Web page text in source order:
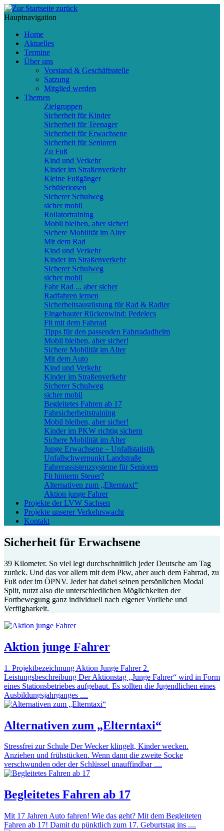
Hauptnavigation
Home
Aktuelles
Termine
Über uns
Vorstand & Geschäftsstelle
Satzung
Mitglied werden
Themen
Zielgruppen
Sicherheit für Kinder
Sicherheit für Teenager
Sicherheit für Erwachsene
Sicherheit für Senioren
Zu Fuß
Kind und Verkehr
Kinder im Straßenverkehr
Kleine Fußgänger
Schülerlotsen
Sicherer Schulweg
sicher mobil
Rollatortraining
Mobil bleiben, aber sicher!
Sichere Mobilität im Alter
Mit dem Rad
Kind und Verkehr
Kinder im Straßenverkehr
Sicherer Schulweg
sicher mobil
Fahr Rad ... aber sicher
Radfahren lernen
Sicherheitsausrüstung für Rad & Radler
Eingebauter Rückenwind: Pedelecs
Fit mit dem Fahrrad
Tipps für den passenden Fahrradadhelm
Mobil bleiben, aber sicher!
Sichere Mobilität im Alter
Mit dem Auto
Kind und Verkehr
Kinder im Straßenverkehr
Sicherer Schulweg
sicher mobil
Begleitetes Fahren ab 17
Fahrsicherheitstraining
Mobil bleiben, aber sicher!
Kinder im PKW richtig sichern
Sichere Mobilität im Alter
Junge Erwachsene – Unfallstatistik
Unfallschwerpunkt Landstraße
Fahrerassistenzsysteme für Senioren
Fit hinterm Steuer?
Alternativen zum „Elterntaxi“
Aktion junge Fahrer
Projekte der LVW Sachsen
Projekte unserer Verkehrswacht
Kontakt
Sicherheit für Erwachsene
39 Kilometer. So viel legt durchschnittlich jeder Deutsche am Tag
zurück. Und das vor allem mit dem Pkw, aber auch dem Fahrrad, zu
Fuß oder im ÖPNV. Jeder hat dabei seinen persönlichen Modal
Split, nutzt also die unterschiedlichen Möglichkeiten der
Fortbewegung ganz individuell nach eigener Vorliebe und
Verfügbarkeit.
Aktion junge Fahrer
1. Projektbezeichnung Aktion Junge Fahrer 2.
Leistungsbeschreibung Der Aktionstag „Junge Fahrer“ wird in Form
eines Stationsbetriebes aufgebaut. Es sollten die Jugendlichen eines
Ausbildungsjahrganges ....
Alternativen zum „Elterntaxi“
Stressfrei zur Schule Der Wecker klingelt, Kinder wecken.
Anziehen und frühstücken. Wenn dann die zweite Socke
verschwunden oder der Schlüssel unauffindbar ....
Begleitetes Fahren ab 17
Mit 17 Jahren Auto fahren! Wie das geht? Mit dem Begleiteten
Fahren ab 17! Damit du pünktlich zum 17. Geburtstag ins ....